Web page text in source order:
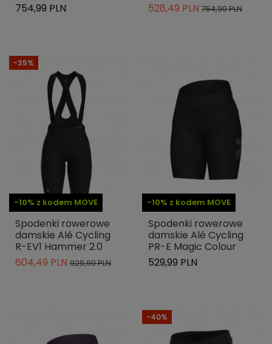
754,99 PLN
528,49 PLN 754,99 PLN
-10% z kodem MOVE
-35%
Spodenki rowerowe
damskie Alé Cycling
R-EV1 Hammer 2.0
604,49 PLN 929,99 PLN
-10% z kodem MOVE
Spodenki rowerowe
damskie Alé Cycling
PR-E Magic Colour
529,99 PLN
-40%